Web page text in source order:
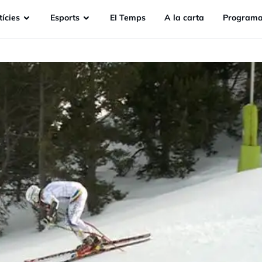
Esports EI Temps A la carta